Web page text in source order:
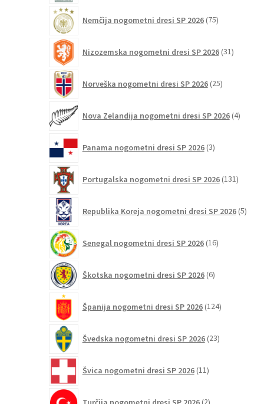
Nemčija nogometni dresi SP 2026 75izdelkov
Nizozemska nogometni dresi SP 2026 31izdelkov
Norveška nogometni dresi SP 2026 25izdelkov
Nova Zelandija nogometni dresi SP 2026 4izdelki
Panama nogometni dresi SP 2026 3izdelki
Portugalska nogometni dresi SP 2026 131
Republika Koreja nogometni dresi SP 2026 5
Senegal nogometni dresi SP 2026 16izdelkov
Škotska nogometni dresi SP 2026 6izdelkov
Španija nogometni dresi SP 2026 124izdelkov
Švedska nogometni dresi SP 2026 23izdelkov
Švica nogometni dresi SP 2026 11izdelkov